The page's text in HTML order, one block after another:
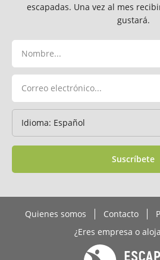
escapadas. Una vez al mes
gustará.
Suscríbete
Quienes somos Contacto
¿Eres empresa o